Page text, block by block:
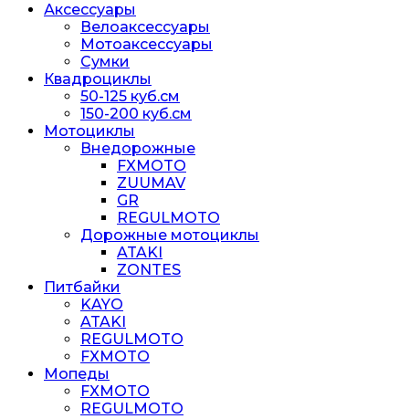
Аксессуары
Велоаксессуары
Мотоаксессуары
Сумки
Квадроциклы
50-125 куб.см
150-200 куб.см
Мотоциклы
Внедорожные
FXMOTO
ZUUMAV
GR
REGULMOTO
Дорожные мотоциклы
ATAKI
ZONTES
Питбайки
KAYO
ATAKI
REGULMOTO
FXMOTO
Мопеды
FXMOTO
REGULMOTO